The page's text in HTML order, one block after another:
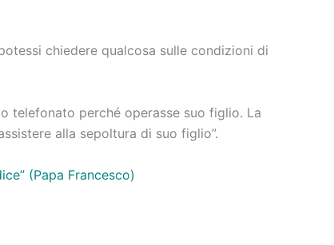
chiedere qualcosa sulle condizioni di
telefonato perché operasse suo figlio. La
alla sepoltura di suo figlio”.
(Papa Francesco)